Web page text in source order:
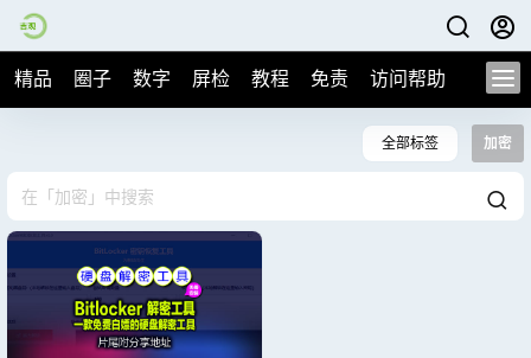
精品 圈子 数字 屏检 教程 免责 访问帮助
全部标签 加密